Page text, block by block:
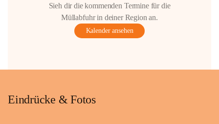
Sieh dir die kommenden Termine für die
Müllabfuhr in deiner Region an.
Kalender ansehen
Eindrücke & Fotos